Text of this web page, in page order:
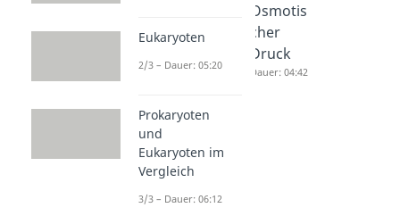
einfach
Dauer: 04:04
Osmotis
cher
Druck
Dauer: 04:42
Eukaryoten
2/3 – Dauer: 05:20
Prokaryoten
und
Eukaryoten im
Vergleich
3/3 – Dauer: 06:12